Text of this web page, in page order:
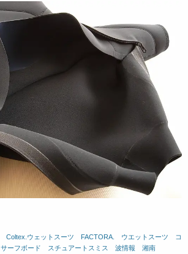
Coltex.ウェットスーツ FACTORA. ウエットスーツ
コ
サーフボード スチュアートスミス 波情報 湘南